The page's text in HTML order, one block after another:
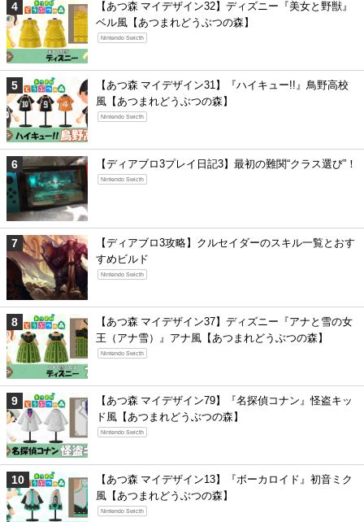
【あつ森 マイデザイン32】ディズニー『美女と野獣』
ベル風【あつまれどうぶつの森】
Nintendo Swicth
【あつ森 マイデザイン31】『ハイキュー!!』鳥野高校
風【あつまれどうぶつの森】
Nintendo Swicth
【ディアブロ3プレイ日記3】最初の難関“クラス選び”！
Nintendo Swicth
【ディアブロ3攻略】クルセイダーのスキル一覧とおす
すめビルド
Nintendo Swicth
【あつ森 マイデザイン37】ディズニー『アナと雪の女
王（アナ雪）』アナ風【あつまれどうぶつの森】
Nintendo Swicth
【あつ森 マイデザイン79】『名探偵コナン』怪盗キッ
ド風【あつまれどうぶつの森】
Nintendo Swicth
【あつ森 マイデザイン13】『ボーカロイド』初音ミク
風【あつまれどうぶつの森】
Nintendo Swicth